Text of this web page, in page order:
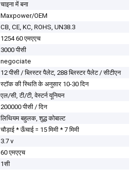
चाइना में बना
Maxpower/OEM
CB, CE, KC, ROHS, UN38.3
1254 60 एमएएच
3000 पीसी
negociate
12 पीसी / ब्लिस्टर पैलेट, 288 ब्लिस्टर पैलेट / सीटीएन
स्टॉक की स्थिति के अनुसार 10-30 दिन
एल/सी, टी/टी, वेस्टर्न यूनियन
200000 पीसी / दिन
लिथियम बहुलक, शुद्ध कोबाल्ट
चौड़ाई * ऊँचाई = 15 मिमी * 7 मिमी
3.7 v
60 एमएएच
1सी